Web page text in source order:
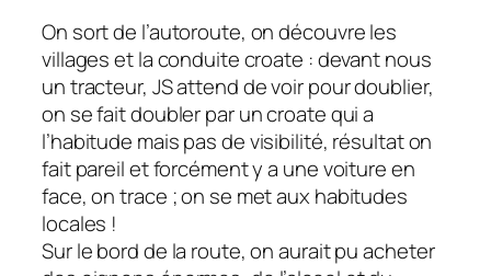
On sort de l’autoroute, on découvre les
villages et la conduite croate : devant nous
un tracteur, JS attend de voir pour doublier,
on se fait doubler par un croate qui a
l’habitude mais pas de visibilité, résultat on
fait pareil et forcément y a une voiture en
face, on trace ; on se met aux habitudes
locales !
Sur le bord de la route, on aurait pu acheter